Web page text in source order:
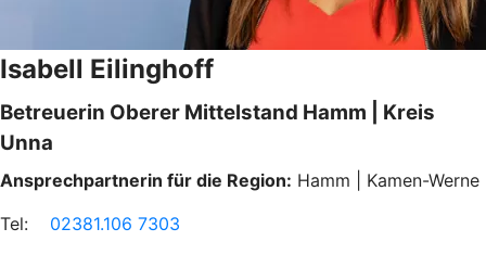
Isabell Eilinghoff
Betreuerin Oberer Mittelstand Hamm | Kreis
Unna
Ansprechpartnerin für die Region: Hamm | Kamen-Werne
Tel: 02381.106 7303